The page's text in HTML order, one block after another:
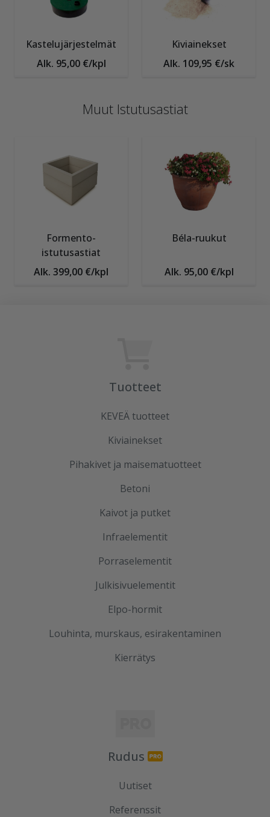
Kastelujärjestelmät
Alk. 95,00 €/kpl
Kiviainekset
Alk. 109,95 €/sk
Muut Istutusastiat
Formento-
istutusastiat
Alk. 399,00 €/kpl
Béla-ruukut
Alk. 95,00 €/kpl
Tuotteet
KEVEÄ tuotteet
Kiviainekset
Pihakivet ja maisematuotteet
Betoni
Kaivot ja putket
Infraelementit
Porraselementit
Julkisivuelementit
Elpo-hormit
Louhinta, murskaus, esirakentaminen
Kierrätys
Rudus
Uutiset
Referenssit